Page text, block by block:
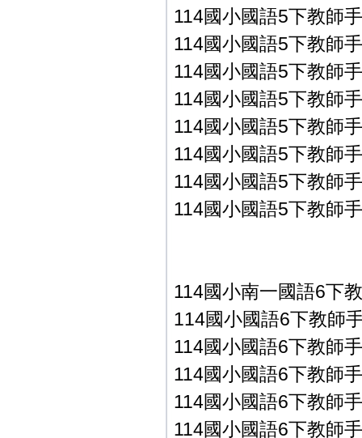
114國小國語5下教師
114國小國語5下教師
114國小國語5下教師
114國小國語5下教師
114國小國語5下教師
114國小國語5下教師
114國小國語5下教師
114國小國語5下教師
114國小南一國語6下
114國小國語6下教師
114國小國語6下教師
114國小國語6下教師
114國小國語6下教師
114國小國語6下教師